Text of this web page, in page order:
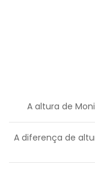
A altura de
A diferença de